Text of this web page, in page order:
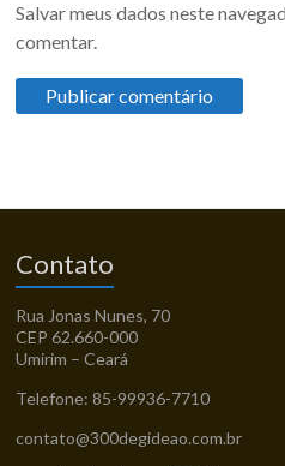
Salvar meus dados neste
comentar.
Contato
Rua Jonas Nunes, 70
CEP 62.660-000
Umirim – Ceará
Telefone: 85-99936-7710
contato@300degideao.com.br